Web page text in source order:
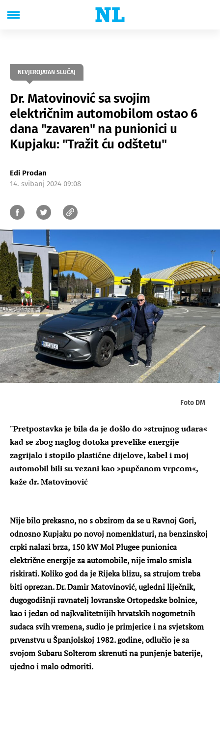
NEVJEROJATAN SLUČAJ
Dr. Matovinović sa svojim
električnim automobilom ostao 6
dana "zavaren" na punionici u
Kupjaku: "Tražit ću odštetu"
Edi Prodan
14. svibanj 2024 09:08
Foto DM
"Pretpostavka je bila da je došlo do »strujnog udara«
kad se zbog naglog dotoka prevelike energije
zagrijalo i stopilo plastične dijelove, kabel i moj
automobil bili su vezani kao »pupčanom vrpcom«,
kaže dr. Matovinović
Nije bilo prekasno, no s obzirom da se u Ravnoj Gori,
odnosno Kupjaku po novoj nomenklaturi, na benzinskoj
crpki nalazi brza, 150 kW Mol Plugee punionica
električne energije za automobile, nije imalo smisla
riskirati. Koliko god da je Rijeka blizu, sa strujom treba
biti oprezan. Dr. Damir Matovinović, ugledni liječnik,
dugogodišnji ravnatelj lovranske Ortopedske bolnice,
kao i jedan od najkvalitetnijih hrvatskih nogometnih
sudaca svih vremena, sudio je primjerice i na svjetskom
prvenstvu u Španjolskoj 1982. godine, odlučio je sa
svojom Subaru Solterom skrenuti na punjenje baterije,
ujedno i malo odmoriti.